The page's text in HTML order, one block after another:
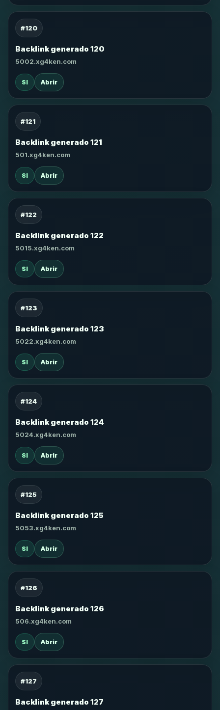
#120
Backlink generado 120
5002.xg4ken.com
SI Abrir
#121
Backlink generado 121
501.xg4ken.com
SI Abrir
#122
Backlink generado 122
5015.xg4ken.com
SI Abrir
#123
Backlink generado 123
5022.xg4ken.com
SI Abrir
#124
Backlink generado 124
5024.xg4ken.com
SI Abrir
#125
Backlink generado 125
5053.xg4ken.com
SI Abrir
#126
Backlink generado 126
506.xg4ken.com
SI Abrir
#127
Backlink generado 127